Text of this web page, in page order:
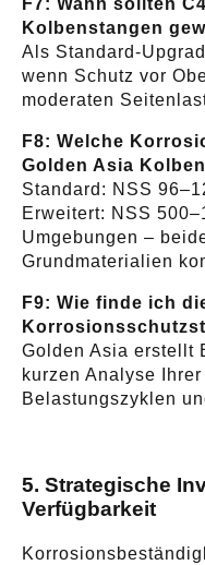
F7: Wann sollten
Kolbenstangen
Als Standard-
wenn Schutz vor
moderaten
F8: Welche
Golden Asia
Standard: NSS
Erweitert: NSS
Umgebungen –
Grundmaterialien
F9: Wie finde ich
Golden Asia erstellt
kurzen Analyse
Belastungszyklen
5. Strategische
Verfügbarkeit